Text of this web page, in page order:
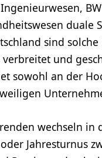
duale
sind
verbreitet und
sowohl an der
wechseln in
Jahresturnus